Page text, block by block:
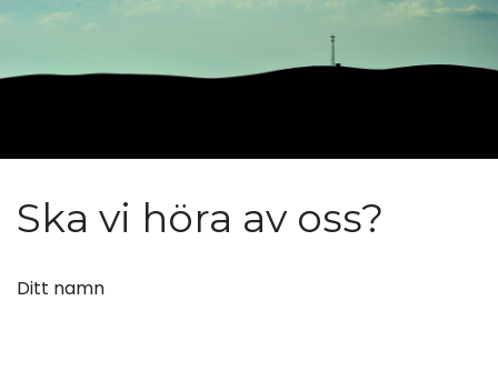
Ska vi höra av oss?
Ditt namn